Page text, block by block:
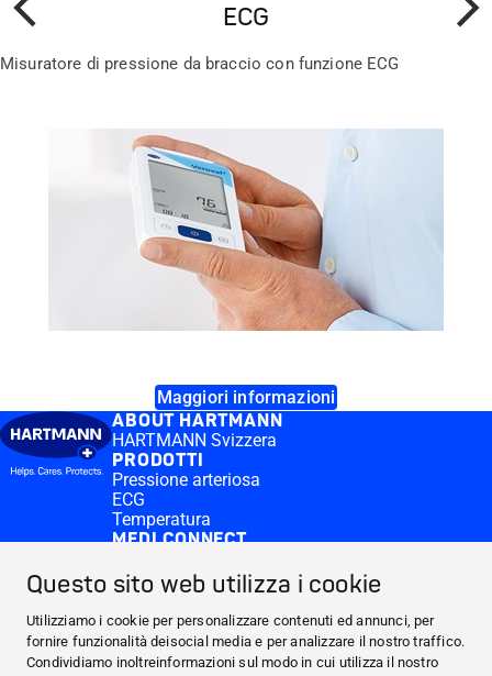
Questo sito web utilizza i cookie
Utilizziamo i cookie per personalizzare contenuti ed annunci, per
fornire funzionalità deisocial media e per analizzare il nostro traffico.
Condividiamo inoltreinformazioni sul modo in cui utilizza il nostro
Prev Avanti
ECG
Misuratore di pressione da braccio con funzione ECG
Maggiori informazioni
ABOUT HARTMANN
HARTMANN Svizzera
PRODOTTI
Pressione arteriosa
ECG
Temperatura
MEDI.CONNECT
App Veroval® medi.connect
CONTACT & MORE
Login medi.connect
Contatti
ABOUT HARTMANN